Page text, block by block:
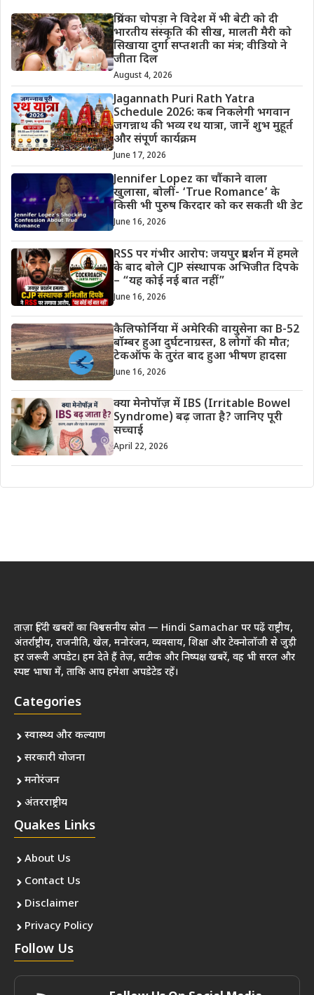
प्रियंका चोपड़ा ने विदेश में भी बेटी को दी
भारतीय संस्कृति की सीख, मालती मैरी को
सिखाया दुर्गा सप्तशती का मंत्र; वीडियो ने
जीता दिल
August 4, 2026
Jagannath Puri Rath Yatra
Schedule 2026: कब निकलेगी भगवान
जगन्नाथ की भव्य रथ यात्रा, जानें शुभ मुहूर्त
और संपूर्ण कार्यक्रम
June 17, 2026
Jennifer Lopez का चौंकाने वाला
खुलासा, बोलीं- ‘True Romance’ के
किसी भी पुरुष किरदार को कर सकती थी डेट
June 16, 2026
RSS पर गंभीर आरोप: जयपुर प्रदर्शन में हमले
के बाद बोले CJP संस्थापक अभिजीत दिपके
– “यह कोई नई बात नहीं”
June 16, 2026
कैलिफोर्निया में अमेरिकी वायुसेना का B-52
बॉम्बर हुआ दुर्घटनाग्रस्त, 8 लोगों की मौत;
टेकऑफ के तुरंत बाद हुआ भीषण हादसा
June 16, 2026
क्या मेनोपॉज़ में IBS (Irritable Bowel
Syndrome) बढ़ जाता है? जानिए पूरी
सच्चाई
April 22, 2026
ताज़ा हिंदी खबरों का विश्वसनीय स्रोत — Hindi Samachar पर पढ़ें राष्ट्रीय,
अंतर्राष्ट्रीय, राजनीति, खेल, मनोरंजन, व्यवसाय, शिक्षा और टेक्नोलॉजी से जुड़ी
हर जरूरी अपडेट। हम देते हैं तेज़, सटीक और निष्पक्ष खबरें, वह भी सरल और
स्पष्ट भाषा में, ताकि आप हमेशा अपडेटेड रहें।
Categories
स्वास्थ्य और कल्याण
सरकारी योजना
मनोरंजन
अंतरराष्ट्रीय
Quakes Links
About Us
Contact Us
Disclaimer
Privacy Policy
Follow Us